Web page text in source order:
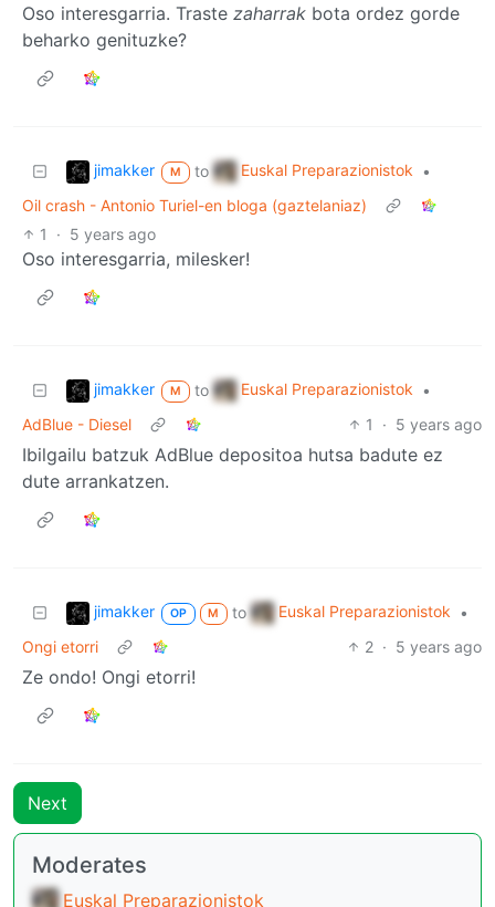
Oso interesgarria. Traste zaharrak bota ordez gorde
beharko genituzke?
jimakker M to Euskal Preparazionistok
•
Oil crash - Antonio Turiel-en bloga (gaztelaniaz)
1
· 5 years ago
Oso interesgarria, milesker!
jimakker M to Euskal Preparazionistok
•
AdBlue - Diesel
1 · 5 years ago
Ibilgailu batzuk AdBlue depositoa hutsa badute ez
dute arrankatzen.
jimakker OP M to Euskal Preparazionistok
•
Ongi etorri
2 · 5 years ago
Ze ondo! Ongi etorri!
Next
Moderates
Euskal Preparazionistok